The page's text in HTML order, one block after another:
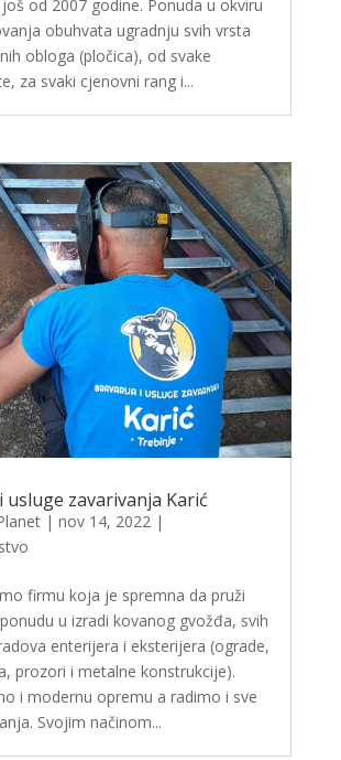
od 2007 godine. Ponuda u okviru
obuhvata ugradnju svih vrsta
obloga (pločica), od svake
za svaki cjenovni rang i...
usluge zavarivanja Karić
| nov 14, 2022|
firmu koja je spremna da pruži
u izradi kovanog gvožđa, svih
enterijera i eksterijera (ograde,
prozori i metalne konstrukcije).
i modernu opremu a radimo i sve
Svojim načinom...